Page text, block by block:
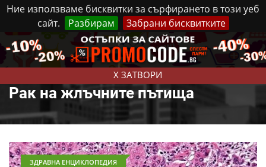
Ние използваме бисквитки за сърфирането в този уеб
сайт.
Разбирам Забрани бисквитките
X ЗАТВОРИ
Четвъртък, 6 Август, 2026 Реклама Контакти
Рак на жлъчните пътища
ЗДРАВНА ЕНЦИКЛОПЕДИЯ